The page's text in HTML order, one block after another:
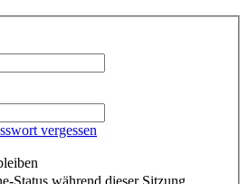
vergessen
Status während dieser Sitzung